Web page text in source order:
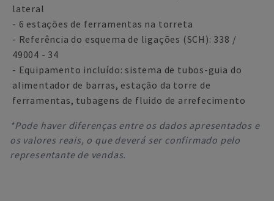
lateral
- 6 estações de ferramentas na torreta
- Referência do esquema de ligações (SCH): 338 /
49004 - 34
- Equipamento incluído: sistema de tubos-guia do
alimentador de barras, estação da torre de
ferramentas, tubagens de fluido de arrefecimento
*Pode haver diferenças entre os dados apresentados e
os valores reais, o que deverá ser confirmado pelo
representante de vendas.